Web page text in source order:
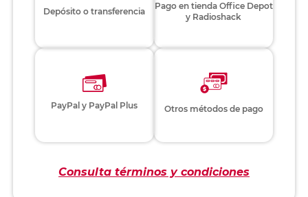
Depósito o transferencia
Pago en tienda Office Depot
y Radioshack
PayPal y PayPal Plus Otros métodos de pago
Consulta términos y condiciones